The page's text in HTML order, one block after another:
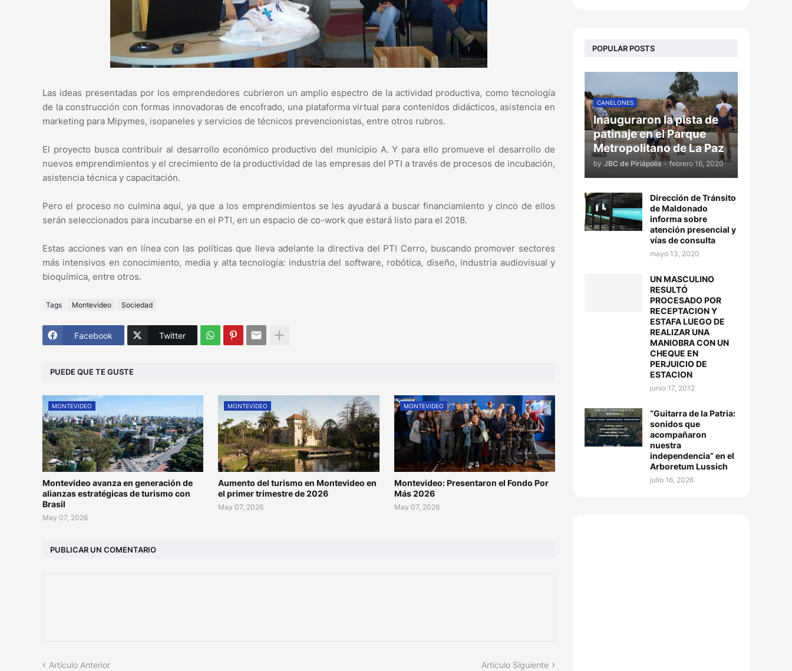
Las ideas presentadas por los emprendedores cubrieron un amplio espectro de la actividad productiva, como tecnología
de la construcción con formas innovadoras de encofrado, una plataforma virtual para contenidos didácticos, asistencia en
marketing para Mipymes, isopaneles y servicios de técnicos prevencionistas, entre otros rubros.
El proyecto busca contribuir al desarrollo económico productivo del municipio A. Y para ello promueve el desarrollo de
nuevos emprendimientos y el crecimiento de la productividad de las empresas del PTI a través de procesos de incubación,
asistencia técnica y capacitación.
Pero el proceso no culmina aquí, ya que a los emprendimientos se les ayudará a buscar financiamiento y cinco de ellos
serán seleccionados para incubarse en el PTI, en un espacio de co-work que estará listo para el 2018.
Estas acciones van en línea con las políticas que lleva adelante la directiva del PTI Cerro, buscando promover sectores
más intensivos en conocimiento, media y alta tecnología: industria del software, robótica, diseño, industria audiovisual y
bioquímica, entre otros.
Tags Montevideo Sociedad
Facebook Twitter
PUEDE QUE TE GUSTE
MONTEVIDEO
Montevideo avanza en generación de
alianzas estratégicas de turismo con
Brasil
May 07, 2026
MONTEVIDEO
Aumento del turismo en Montevideo en
el primer trimestre de 2026
May 07, 2026
MONTEVIDEO
Montevideo: Presentaron el Fondo Por
Más 2026
May 07, 2026
PUBLICAR UN COMENTARIO
Artículo Anterior Artículo Siguiente
POPULAR POSTS
CANELONES
Inauguraron la pista de
patinaje en el Parque
Metropolitano de La Paz
by JBC de Piriápolis - febrero 16, 2020
Dirección de Tránsito
de Maldonado
informa sobre
atención presencial y
vías de consulta
mayo 13, 2020
UN MASCULINO
RESULTÓ
PROCESADO POR
RECEPTACION Y
ESTAFA LUEGO DE
REALIZAR UNA
MANIOBRA CON UN
CHEQUE EN
PERJUICIO DE
ESTACION
junio 17, 2012
“Guitarra de la Patria:
sonidos que
acompañaron
nuestra
independencia” en el
Arboretum Lussich
julio 16, 2026